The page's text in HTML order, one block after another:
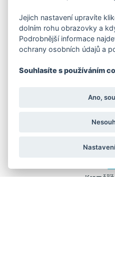
Praha 4 -
KORESP.
Lutopecny 159
Jejich nastavení upravíte
dolním rohu obrazovky a
Podrobnější informace
ochrany osobních údajů a
Souhlasíte s používáním
Ano,